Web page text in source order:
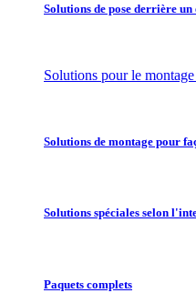
Solutions de pose derrière un
Solutions pour le
Solutions de montage pour
Solutions spéciales selon
Paquets complets